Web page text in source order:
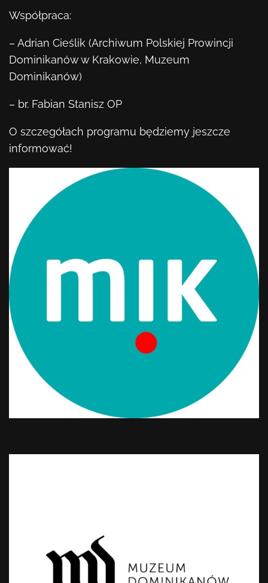
Współpraca:
– Adrian Cieślik (Archiwum Polskiej Prowincji
Dominikanów w Krakowie, Muzeum
Dominikanów)
– br. Fabian Stanisz OP
O szczegółach programu będziemy jeszcze
informować!